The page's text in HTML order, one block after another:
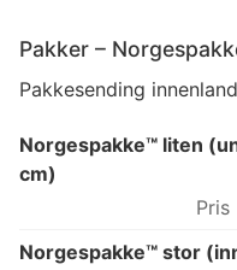
Pakker –
Pakkesending
Norgespakke™ liten
cm)
Norgespakke™ stor